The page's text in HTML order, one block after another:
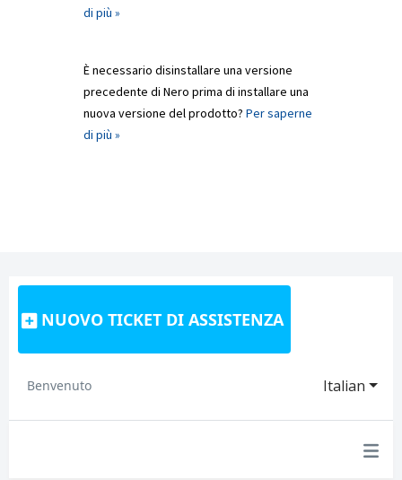
di più »
È necessario disinstallare una versione
precedente di Nero prima di installare una
nuova versione del prodotto? Per saperne
di più »
NUOVO TICKET DI ASSISTENZA
Italian
Benvenuto